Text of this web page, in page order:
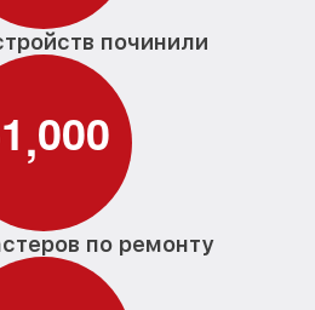
починили
1,000
по ремонту